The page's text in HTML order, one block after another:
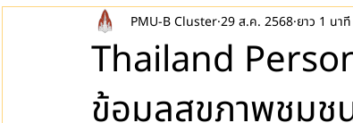
Thailand
ข้อมูลสุขภาพชุมช
PMU-B Cluster29 ส.ค. 2568 ยาว 1 นาที